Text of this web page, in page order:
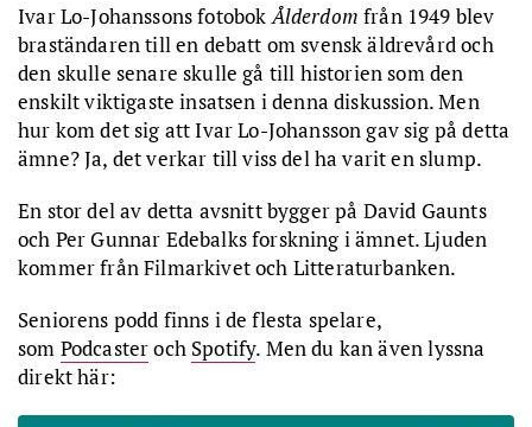
Ivar Lo-Johanssons fotobokÅlderdom från 1949 blev
braständaren till en debatt om svensk äldrevård och
den skulle senare skulle gå till historien som den
enskilt viktigaste insatsen i denna diskussion. Men
hur kom det sig att Ivar Lo-Johansson gav sig på detta
ämne? Ja, det verkar till viss del ha varit en slump.
En stor del av detta avsnitt bygger på David Gaunts
och Per Gunnar Edebalks forskning i ämnet. Ljuden
kommer från Filmarkivet och Litteraturbanken.
Seniorens podd finns i de flesta spelare,
som Podcasteroch Spotify. Men du kan även lyssna
direkt här: